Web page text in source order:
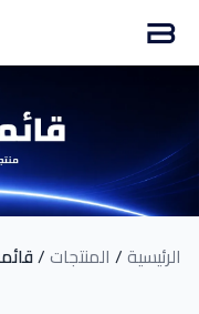
الرئيسية/ المنتجات/